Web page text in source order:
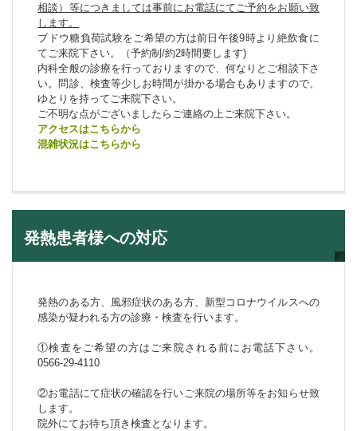
相談）等につきましては事前にお電話にてご予約をお願い致
します。
ブドウ糖負荷試験をご希望の方は前日午後9時より絶飲食に
てご来院下さい。（予約制/約2時間要します)
内科全般の診療を行っておりますので、何なりとご相談下さ
い。問診、検査等少しお時間が掛かる場合もありますので、
ゆとりを持ってご来院下さい。
ご不明な点がございましたらご連絡の上ご来院下さい。
アクセスはこちらから
混雑状況はこちらから
発熱患者様への対応
発熱のある方、風邪症状のある方、新型コロナウイルスへの
感染が疑われる方の診療・検査を行います。
①検査をご希望の方はご来院される前にお電話下さい。
0566-29-4110
②お電話にて症状の確認を行いご来院の場所等をお知らせ致
します。
院外にてお待ち頂き検査となります。